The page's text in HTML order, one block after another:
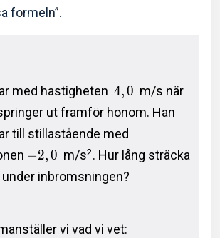
formeln”.
med hastigheten 4,0 m/s när
ut framför honom. Han
till stillastående med
−2,0 m/s2. Hur lång sträcka
under inbromsningen?
vi vad vi vet: